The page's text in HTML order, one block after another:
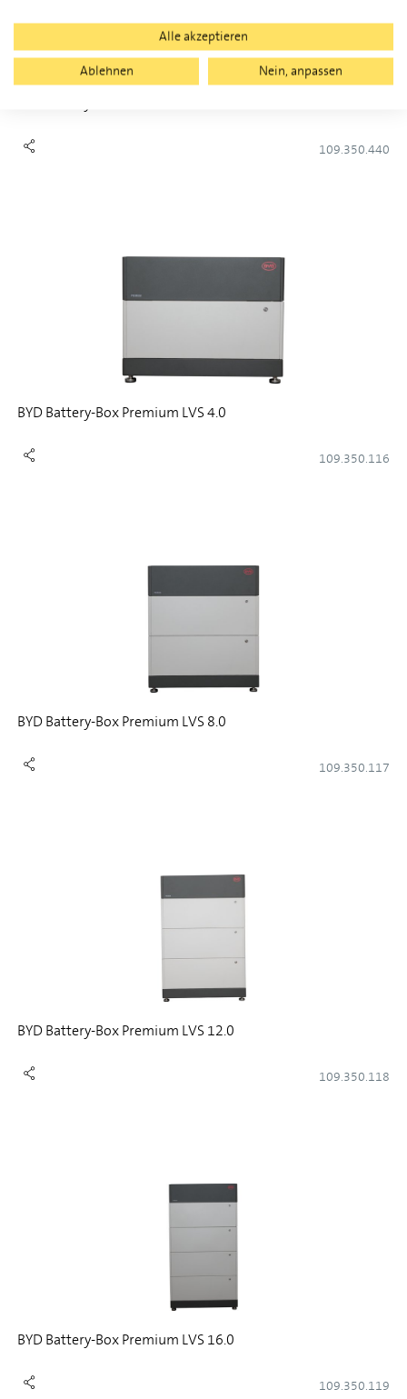
109.350.440
BYD Battery-Box Premium LVS 4.0
109.350.116
BYD Battery-Box Premium LVS 8.0
109.350.117
BYD Battery-Box Premium LVS 12.0
109.350.118
BYD Battery-Box Premium LVS 16.0
109.350.119
Alle akzeptieren
Ablehnen
Nein, anpassen